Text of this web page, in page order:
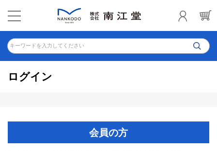
キーワードを入力してください
ログイン
会員の方